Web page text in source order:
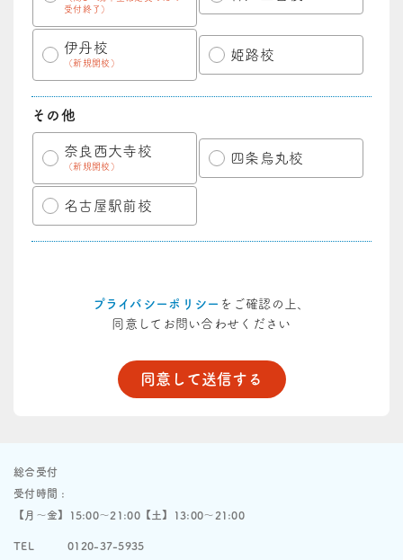
受付終了）
伊丹校
（新規開校）
姫路校
その他
奈良西大寺校
（新規開校）
四条烏丸校
名古屋駅前校
プライバシーポリシー をご確認の上、
同意してお問い合わせください
総合受付
受付時間 :
【月〜金】15:00〜21:00【土】13:00〜21:00
TEL
0120-37-5935